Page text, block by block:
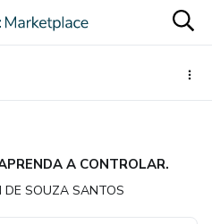
A CONTROLAR.
DE SOUZA SANTOS